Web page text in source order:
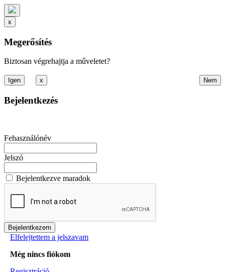
x
Megerősítés
Biztosan végrehajtja a műveletet?
x
Bejelentkezés
Fehasználónév
Jelszó
Bejelentkezve maradok
Elfelejtettem a jelszavam
Még nincs fiókom